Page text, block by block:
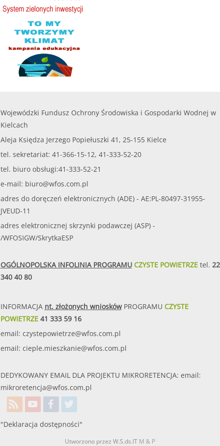
Wojewódzki Fundusz Ochrony Środowiska i Gospodarki Wodnej w
Kielcach
Aleja Księdza Jerzego Popiełuszki 41, 25-155 Kielce
tel. sekretariat: 41-366-15-12, 41-333-52-20
tel. biuro obsługi:41-333-52-21
e-mail: biuro@wfos.com.pl
adres do doręczeń elektronicznych (ADE) - AE:PL-80497-31955-
JVEUD-11
adres elektronicznej skrzynki podawczej (ASP) -
/WFOSIGW/SkrytkaESP
OGÓLNOPOLSKA INFOLINIA PROGRAMUCZYSTE POWIETRZEtel. 22
340 40 80
INFORMACJA nt. złożonych wnioskówPROGRAMU CZYSTE
POWIETRZE41 333 59 16
email: czystepowietrze@wfos.com.pl
email: cieple.mieszkanie@wfos.com.pl
DEDYKOWANY EMAIL DLA PROJEKTU MIKRORETENCJA: email:
mikroretencja@wfos.com.pl
"Deklaracja dostępności"
Utworzono przez W.S.ds.IT M & P